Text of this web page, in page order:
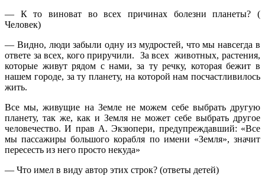
— К то виноват во всех причинах болезни планеты? (
Человек)
— Видно, люди забыли одну из мудростей, что мы навсегда в
ответе за всех, кого приручили. За всех животных, растения,
которые живут рядом с нами, за ту речку, которая бежит в
нашем городе, за ту планету, на которой нам посчастливилось
жить.
Все мы, живущие на Земле не можем себе выбрать другую
планету, так же, как и Земля не может себе выбрать другое
человечество. И прав А. Экзюпери, предупреждавший: «Все
мы пассажиры большого корабля по имени «Земля», значит
пересесть из него просто некуда»
— Что имел в виду автор этих строк? (ответы детей)